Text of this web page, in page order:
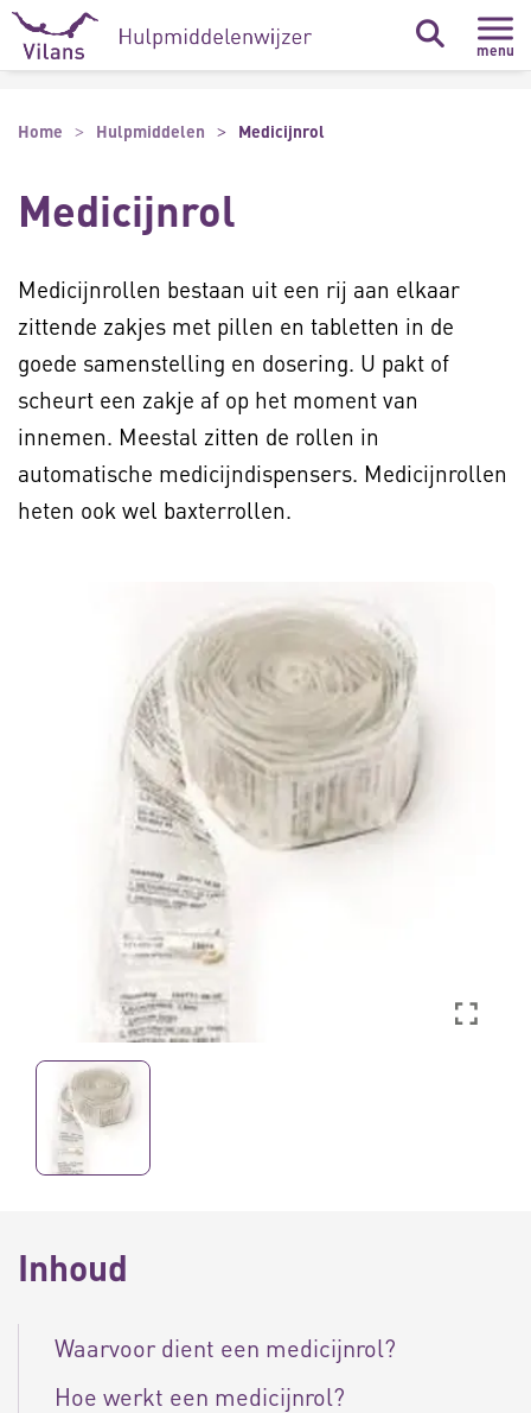
Naar hoofdinhoud
Naar footer
menu
Home Hulpmiddelen Medicijnrol
Medicijnrol
Medicijnrollen bestaan uit een rij aan elkaar
zittende zakjes met pillen en tabletten in de
goede samenstelling en dosering. U pakt of
scheurt een zakje af op het moment van
innemen. Meestal zitten de rollen in
automatische medicijndispensers. Medicijnrollen
heten ook wel baxterrollen.
Inhoud
Waarvoor dient een medicijnrol?
Hoe werkt een medicijnrol?